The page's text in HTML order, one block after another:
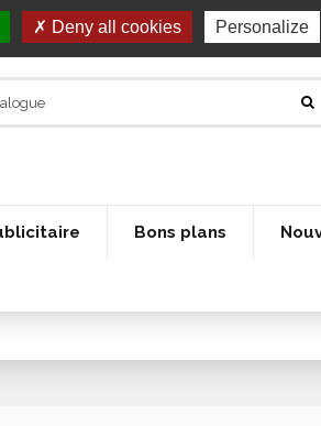
Bons plans
Deny all cookies Personalize